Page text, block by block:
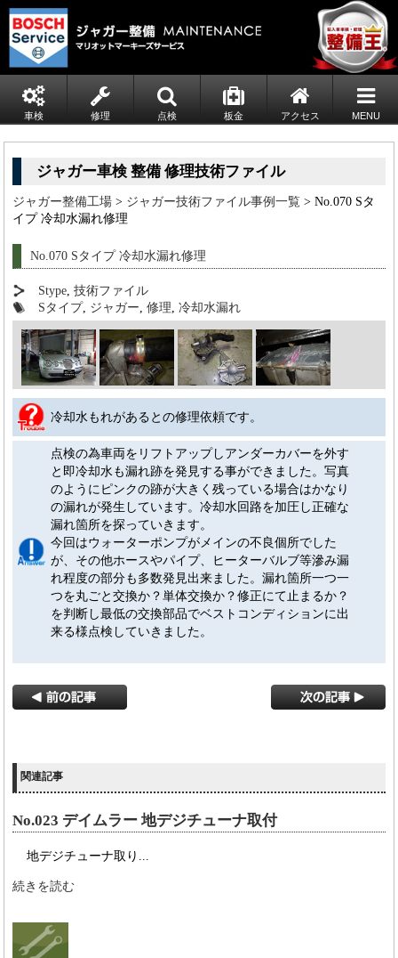
車検 修理 点検 板金 アクセス MENU
ジャガー車検 整備 修理技術ファイル
ジャガー整備工場 > ジャガー技術ファイル事例一覧 > No.070 Sタ
イプ 冷却水漏れ修理
No.070 Sタイプ 冷却水漏れ修理
Stype ,技術ファイル
Sタイプ, ジャガー ,修理 ,冷却水漏れ
冷却水もれがあるとの修理依頼です。
点検の為車両をリフトアップしアンダーカバーを外す
と即冷却水も漏れ跡を発見する事ができました。写真
のようにピンクの跡が大きく残っている場合はかなり
の漏れが発生しています。冷却水回路を加圧し正確な
漏れ箇所を探っていきます。
今回はウォーターポンプがメインの不良個所でした
が、その他ホースやパイプ、ヒーターバルブ等滲み漏
れ程度の部分も多数発見出来ました。漏れ箇所一つ一
つを丸ごと交換か？単体交換か？修正にて止まるか？
を判断し最低の交換部品でベストコンディションに出
来る様点検していきました。
関連記事
No.023 デイムラー 地デジチューナ取付
地デジチューナ取り...
続きを読む